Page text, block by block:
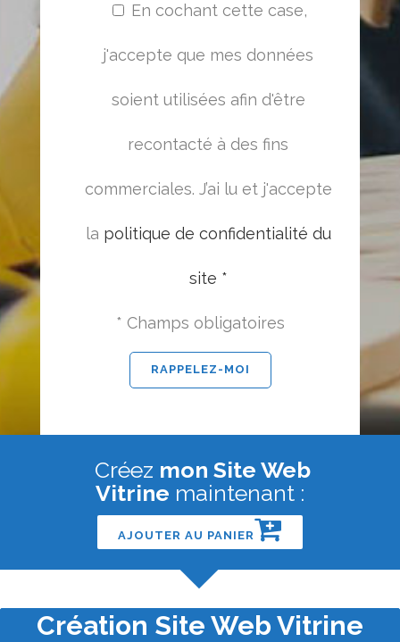
En cochant cette case,
j'accepte que mes données
soient utilisées afin d'être
recontacté à des fins
commerciales. J’ai lu et j'accepte
la politique de confidentialité du
site *
* Champs obligatoires
Créez mon Site Web
Vitrine maintenant :
AJOUTER AU PANIER
Création Site Web Vitrine